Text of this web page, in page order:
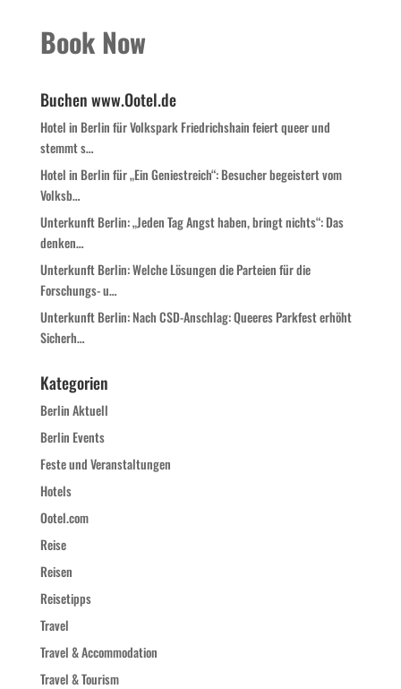
Book Now
Buchen www.Ootel.de
Hotel in Berlin für Volkspark Friedrichshain feiert queer und
stemmt s…
Hotel in Berlin für „Ein Geniestreich“: Besucher begeistert vom
Volksb…
Unterkunft Berlin: „Jeden Tag Angst haben, bringt nichts“: Das
denken…
Unterkunft Berlin: Welche Lösungen die Parteien für die
Forschungs- u…
Unterkunft Berlin: Nach CSD-Anschlag: Queeres Parkfest erhöht
Sicherh…
Kategorien
Berlin Aktuell
Berlin Events
Feste und Veranstaltungen
Hotels
Ootel.com
Reise
Reisen
Reisetipps
Travel
Travel & Accommodation
Travel & Tourism